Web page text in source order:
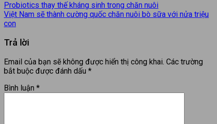
Probiotics thay thế kháng sinh trong chăn nuôi
Việt Nam sẽ thành cường quốc chăn nuôi bò sữa với nửa triệu
con
Trả lời
Email của bạn sẽ không được hiển thị công khai. Các trường
bắt buộc được đánh dấu *
Bình luận *